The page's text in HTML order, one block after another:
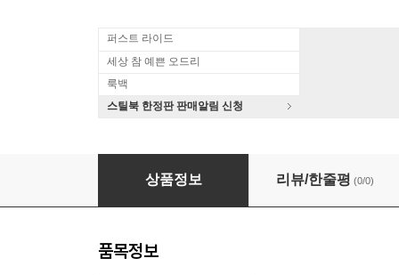
퍼스트 라이드
세상 참 예쁜 오드리
룩백
스틸북 한정판 판매알림 신청
아토맨: 뉴 히어로
상품정보 리뷰/한줄평 (0/0)
품목정보